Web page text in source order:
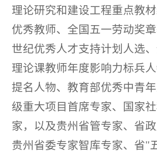
现任领导
历任领导
历史沿革
院长书记信箱
支部建设
团学组织
团学活动
工会活动
博士生导师
硕士生导师
教师风采
学科发展
学科建设
科研活动
科研项目
科研论文
人才培养
博士生培养
硕士生培养
本科生培养
学生园地
学生管理
奖励资助
平台建设
科研平台
思政资源
理论研究和建设工程重点教
优秀教师、全国五一劳动奖
世纪优秀人才支持计划人选
理论课教师年度影响力标兵
提名人物、教育部优秀中青
级重大项目首席专家、国家
家，以及贵州省管专家、省政
贵州省委专家智库专家、省"